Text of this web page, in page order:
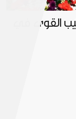
القوى في